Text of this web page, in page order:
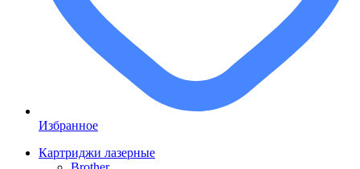
Избранное
Картриджи лазерные